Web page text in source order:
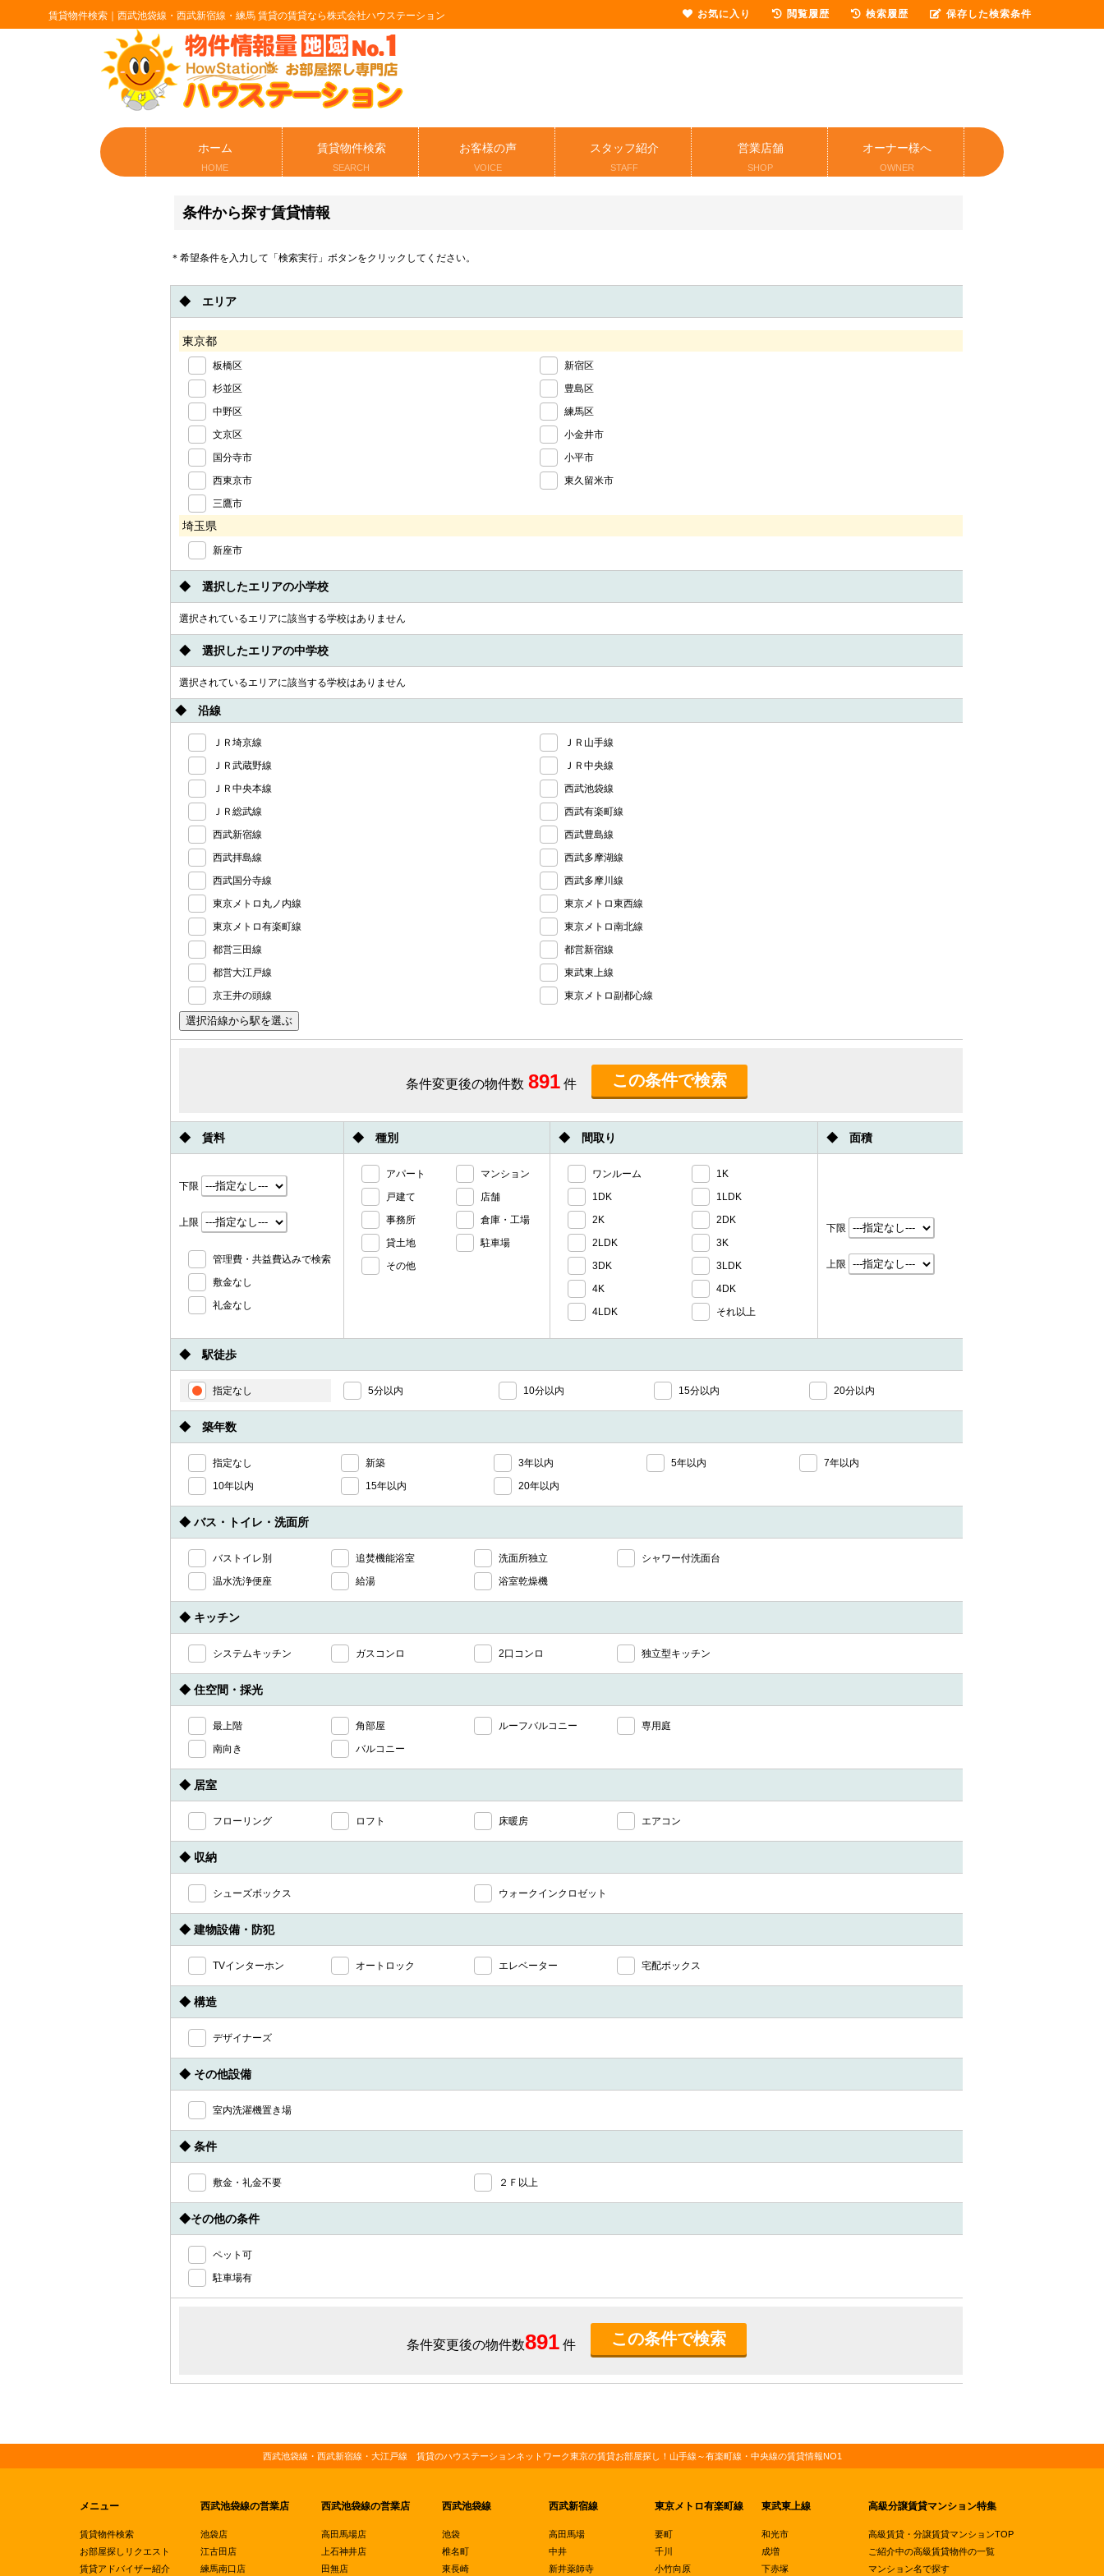
賃貸物件検索｜西武池袋線・西武新宿線・練馬 賃貸の賃貸なら株式会社ハウステーション
ホーム
HOME
賃貸物件検索
SEARCH
お客様の声
VOICE
スタッフ紹介
STAFF
営業店舗
SHOP
オーナー様へ
OWNER
条件から探す賃貸情報
＊希望条件を入力して「検索実行」ボタンをクリックしてください。
◆ エリア
東京都
板橋区
新宿区
杉並区
豊島区
中野区
練馬区
文京区
小金井市
国分寺市
小平市
西東京市
東久留米市
三鷹市
埼玉県
新座市
◆ 選択したエリアの小学校
選択されているエリアに該当する学校はありません
◆ 選択したエリアの中学校
選択されているエリアに該当する学校はありません
◆ 沿線
ＪＲ埼京線
ＪＲ山手線
ＪＲ武蔵野線
ＪＲ中央線
ＪＲ中央本線
西武池袋線
ＪＲ総武線
西武有楽町線
西武新宿線
西武豊島線
西武拝島線
西武多摩湖線
西武国分寺線
西武多摩川線
東京メトロ丸ノ内線
東京メトロ東西線
東京メトロ有楽町線
東京メトロ南北線
都営三田線
都営新宿線
都営大江戸線
東武東上線
京王井の頭線
東京メトロ副都心線
条件変更後の物件数 891 件
◆ 賃料 ◆ 種別 ◆ 間取り ◆ 面積
下限
上限
管理費・共益費込みで検索
敷金なし
礼金なし
アパート
マンション
戸建て
店舗
事務所
倉庫・工場
貸土地
駐車場
その他
ワンルーム
1K
1DK
1LDK
2K
2DK
2LDK
3K
3DK
3LDK
4K
4DK
4LDK
それ以上
下限
上限
◆ 駅徒歩
指定なし 5分以内 10分以内 15分以内 20分以内
◆ 築年数
指定なし 新築 3年以内 5年以内
7年以内
10年以内
15年以内 20年以内
◆ バス・トイレ・洗面所
バストイレ別 追焚機能浴室 洗面所独立
シャワー付洗面台
温水洗浄便座
給湯 浴室乾燥機
◆ キッチン
システムキッチン ガスコンロ 2口コンロ 独立型キッチン
◆ 住空間・採光
最上階 角部屋 ルーフバルコニー
専用庭
南向き
バルコニー
◆ 居室
フローリング ロフト 床暖房 エアコン
◆ 収納
シューズボックス ウォークインクロゼット
◆ 建物設備・防犯
TVインターホン オートロック エレベーター 宅配ボックス
◆ 構造
デザイナーズ
◆ その他設備
室内洗濯機置き場
◆ 条件
敷金・礼金不要 ２Ｆ以上
◆その他の条件
ペット可
駐車場有
条件変更後の物件数891 件
西武池袋線・西武新宿線・大江戸線 賃貸のハウステーションネットワーク東京の賃貸お部屋探し！山手線～有楽町線・中央線の賃貸情報NO1
メニュー
賃貸物件検索
お部屋探しリクエスト
賃貸アドバイザー紹介
西武池袋線の営業店
池袋店
江古田店
練馬南口店
西武池袋線の営業店
高田馬場店
上石神井店
田無店
西武池袋線
池袋
椎名町
東長崎
西武新宿線
高田馬場
中井
新井薬師寺
東京メトロ有楽町線
要町
千川
小竹向原
東武東上線
和光市
成増
下赤塚
高級分譲賃貸マンション特集
高級賃貸・分譲賃貸マンションTOP
ご紹介中の高級賃貸物件の一覧
マンション名で探す
お気に入り 閲覧履歴 検索履歴 保存した検索条件